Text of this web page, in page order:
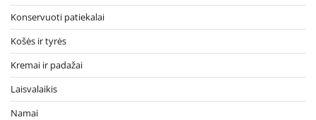
Konservuoti patiekalai
Košės ir tyrės
Kremai ir padažai
Laisvalaikis
Namai